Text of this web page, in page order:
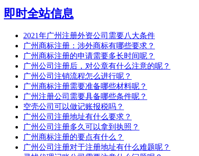
即时全站信息
2021年广州注册外资公司需要八大条件
广州商标注册：涉外商标有哪些要求？
广州商标注册的申请需要多长时间呢？
广州公司注册后，对公章有什么注意的呢？
广州公司注销流程怎么进行呢？
广州商标注册需要准备哪些材料呢？
广州注册公司需要具备哪些条件呢？
空壳公司可以做记账报税吗？
广州公司注册地址有什么要求？
广州公司注册多久可以拿到执照？
广州商标注册的要点有什么？
广州公司注册对于注册地址有什么难题呢？